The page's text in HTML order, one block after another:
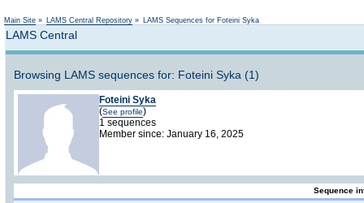
Main Site » LAMS Central Repository » LAMS Sequences for Foteini Syka
LAMS Central
Browsing LAMS sequences for: Foteini Syka (1)
Foteini Syka
(See profile)
1 sequences
Member since: January 16, 2025
Sequence